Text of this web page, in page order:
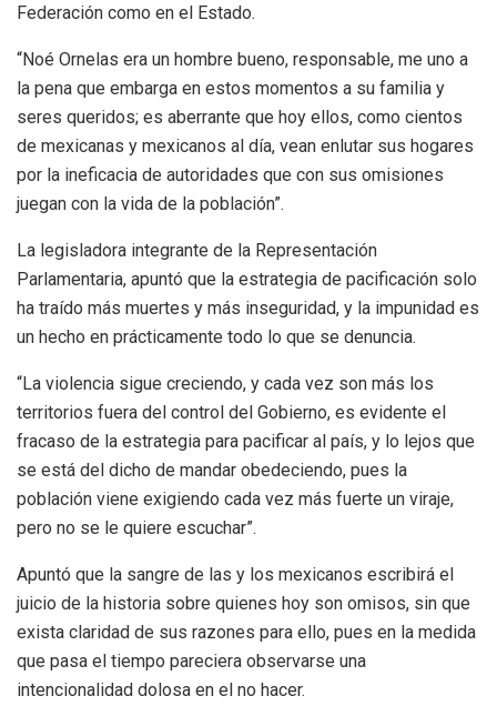
Federación como en el Estado.
“Noé Ornelas era un hombre bueno, responsable, me uno a
la pena que embarga en estos momentos a su familia y
seres queridos; es aberrante que hoy ellos, como cientos
de mexicanas y mexicanos al día, vean enlutar sus hogares
por la ineficacia de autoridades que con sus omisiones
juegan con la vida de la población”.
La legisladora integrante de la Representación
Parlamentaria, apuntó que la estrategia de pacificación solo
ha traído más muertes y más inseguridad, y la impunidad es
un hecho en prácticamente todo lo que se denuncia.
“La violencia sigue creciendo, y cada vez son más los
territorios fuera del control del Gobierno, es evidente el
fracaso de la estrategia para pacificar al país, y lo lejos que
se está del dicho de mandar obedeciendo, pues la
población viene exigiendo cada vez más fuerte un viraje,
pero no se le quiere escuchar”.
Apuntó que la sangre de las y los mexicanos escribirá el
juicio de la historia sobre quienes hoy son omisos, sin que
exista claridad de sus razones para ello, pues en la medida
que pasa el tiempo pareciera observarse una
intencionalidad dolosa en el no hacer.